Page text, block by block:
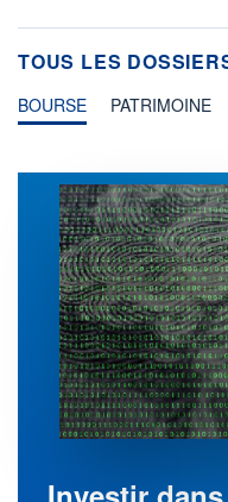
TOUS LES
BOURSE PATRIMOINE